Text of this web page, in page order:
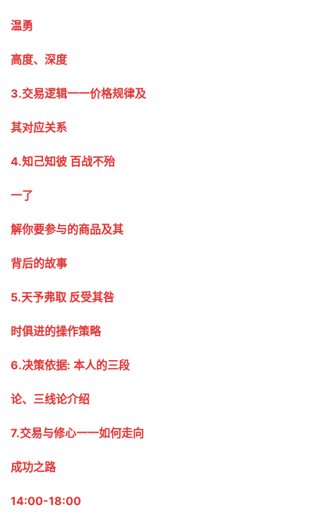
温勇
高度、深度
3.交易逻辑一一价格规律及
其对应关系
4.知己知彼 百战不殆
一了
解你要参与的商品及其
背后的故事
5.天予弗取 反受其咎
时俱进的操作策略
6.决策依据: 本人的三段
论、三线论介绍
7.交易与修心一一如何走向
成功之路
14:00-18:00